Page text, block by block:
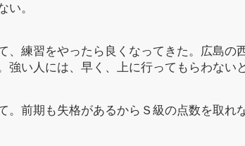
い。
練習をやったら良くなってきた。広島の
い人には、早く、上に行ってもらわない
前期も失格があるからＳ級の点数を取れ